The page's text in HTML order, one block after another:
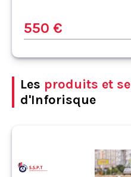
550 €
Les produits et
d'Inforisque